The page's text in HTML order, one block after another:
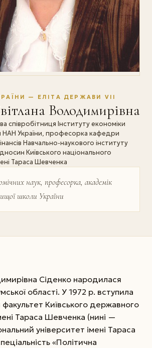
— ЕЛІТА ДЕРЖАВИ VII
Володимирівна
співробітниця Інституту економіки
НАН України, професорка кафедри
Навчально-наукового інституту
Київського національного
Тараса Шевченка
наук, професорка, академік
школи України
Сіденко народилася
області. У 1972 р. вступила
факультет Київського державного
Тараса Шевченка (нині —
університет імені Тараса
«Політична